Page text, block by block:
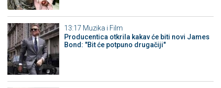
13:17 Muzika i Film
Producentica otkrila kakav će biti novi James
Bond: "Bit će potpuno drugačiji"